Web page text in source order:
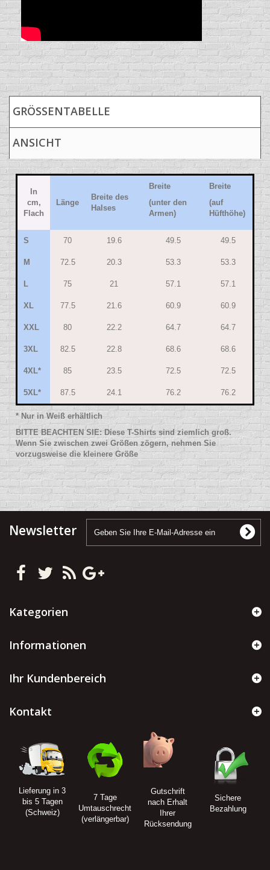
GRÖSSENTABELLE
ANSICHT
In
cm,
Flach
Länge
Breite des
Halses
Breite
(unter den
Armen)
Breite
(auf
Hüfthöhe)
S 70 19.6 49.5 49.5
M 72.5 20.3 53.3 53.3
L 75 21 57.1 57.1
XL 77.5 21.6 60.9 60.9
XXL 80 22.2 64.7 64.7
3XL 82.5 22.8 68.6 68.6
4XL* 85 23.5 72.5 72.5
5XL* 87.5 24.1 76.2 76.2
*Nur in Weiß erhältlich
BITTE BEACHTEN SIE: Diese T-Shirts sind ziemlich groß.
Wenn Sie zwischen zwei Größen zögern, nehmen Sie
vorzugsweise die kleinere Größe
Newsletter
Kategorien
Informationen
Ihr Kundenbereich
Kontakt
Lieferung in 3
bis 5 Tagen
(Schweiz)
7 Tage
Umtauschrecht
(verlängerbar)
Gutschrift
nach Erhalt
Ihrer
Rücksendung
Sichere
Bezahlung